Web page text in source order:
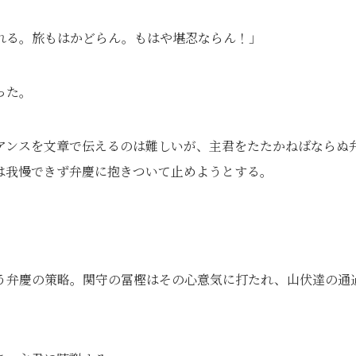
。旅もはかどらん。もはや堪忍ならん！」
。
スを文章で伝えるのは難しいが、主君をたたかねばならぬ
慢できず弁慶に抱きついて止めようとする。
慶の策略。関守の冨樫はその心意気に打たれ、山伏達の通